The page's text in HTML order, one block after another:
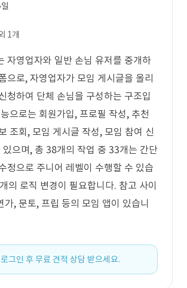
1개
자영업자와 일반 손님 유저를 중개하
으로, 자영업자가 모임 게시글을 올리
청하여 단체 손님을 구성하는 구조입
으로는 회원가입, 프로필 작성, 추천
조회, 모임 게시글 작성, 모임 참여 신
있으며, 총 38개의 작업 중 33개는 간단
정으로 주니어 레벨이 수행할 수 있습
의 로직 변경이 필요합니다. 참고 사이
가, 문토, 프립 등의 모임 앱이 있습니
로그인 후 무료 견적 상담 받으세요.